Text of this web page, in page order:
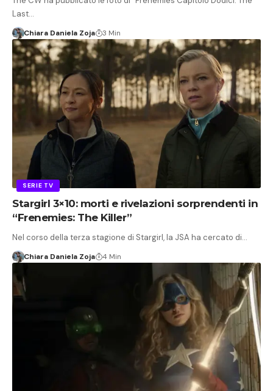
Last…
Chiara Daniela Zoja 3 Min
SERIE TV
Stargirl 3×10: morti e rivelazioni sorprendenti in
“Frenemies: The Killer”
Nel corso della terza stagione di Stargirl, la JSA ha cercato di…
Chiara Daniela Zoja 4 Min